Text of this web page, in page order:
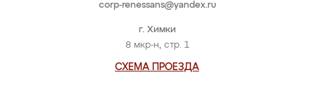
г. Химки
8 мкр-н, стр. 1
СХЕМА ПРОЕЗДА
corp-renessans@yandex.ru